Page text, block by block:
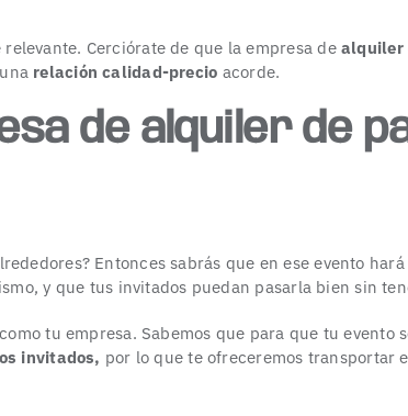
Cerciórate de que la empresa de alquiler
relación calidad-precio acorde.
de alquiler de
Entonces sabrás que en ese evento
y que tus invitados puedan pasarla bien sin
como tu empresa. Sabemos que para que tu evento
invitados, por lo que te ofreceremos transportar